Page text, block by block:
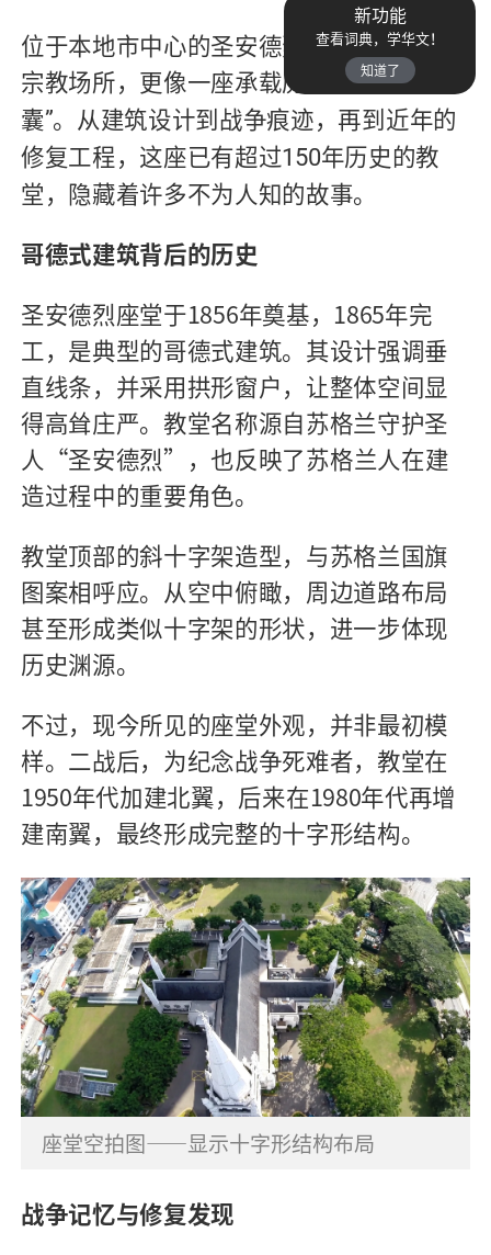
新功能
查看词典，学华文！
知道了
位于本地市中心的圣安德烈座堂，不只是
宗教场所，更像一座承载历史的“时光胶
囊”。从建筑设计到战争痕迹，再到近年的
修复工程，这座已有超过150年历史的教
堂，隐藏着许多不为人知的故事。
哥德式建筑背后的历史
圣安德烈座堂于1856年奠基， 1865年完
工，是典型的哥德式建筑。其设计强调垂
直线条，并采用拱形窗户，让整体空间显
得高耸庄严。教堂名称源自苏格兰守护圣
人 “圣安德烈” ，也反映了苏格兰人在建
造过程中的重要角色。
教堂顶部的斜十字架造型，与苏格兰国旗
图案相呼应。从空中俯瞰，周边道路布局
甚至形成类似十字架的形状，进一步体现
历史渊源。
不过，现今所见的座堂外观，并非最初模
样。二战后，为纪念战争死难者，教堂在
1950年代加建北翼，后来在1980年代再增
建南翼，最终形成完整的十字形结构。
座堂空拍图——显示十字形结构布局
战争记忆与修复发现